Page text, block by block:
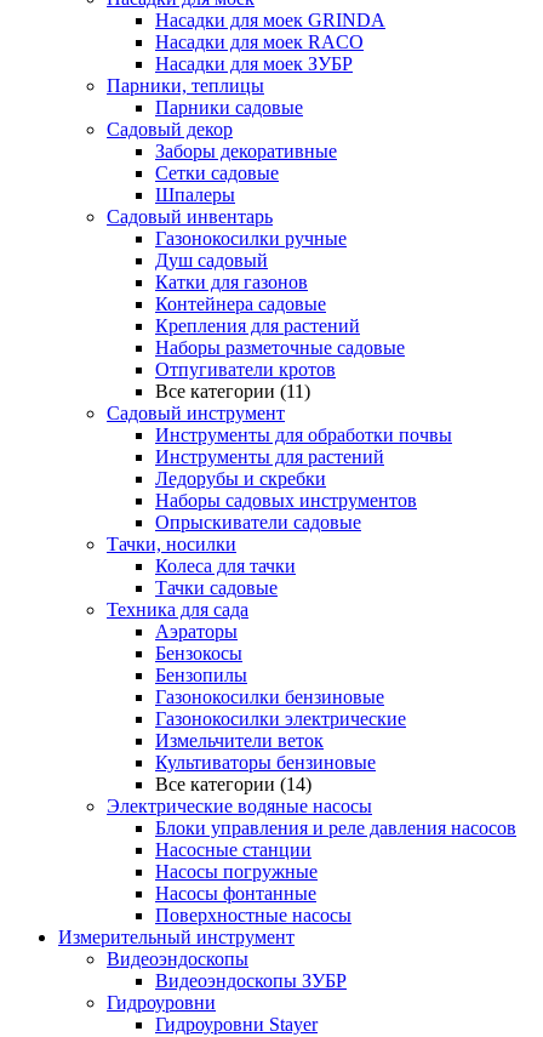
Насадки для моек GRINDA
Насадки для моек RACO
Насадки для моек ЗУБР
Парники, теплицы
Парники садовые
Садовый декор
Заборы декоративные
Сетки садовые
Шпалеры
Садовый инвентарь
Газонокосилки ручные
Душ садовый
Катки для газонов
Контейнера садовые
Крепления для растений
Наборы разметочные садовые
Отпугиватели кротов
Все категории (11)
Садовый инструмент
Инструменты для обработки почвы
Инструменты для растений
Ледорубы и скребки
Наборы садовых инструментов
Опрыскиватели садовые
Тачки, носилки
Колеса для тачки
Тачки садовые
Техника для сада
Аэраторы
Бензокосы
Бензопилы
Газонокосилки бензиновые
Газонокосилки электрические
Измельчители веток
Культиваторы бензиновые
Все категории (14)
Электрические водяные насосы
Блоки управления и реле давления насосов
Насосные станции
Насосы погружные
Насосы фонтанные
Поверхностные насосы
Измерительный инструмент
Видеоэндоскопы
Видеоэндоскопы ЗУБР
Гидроуровни
Гидроуровни Stayer